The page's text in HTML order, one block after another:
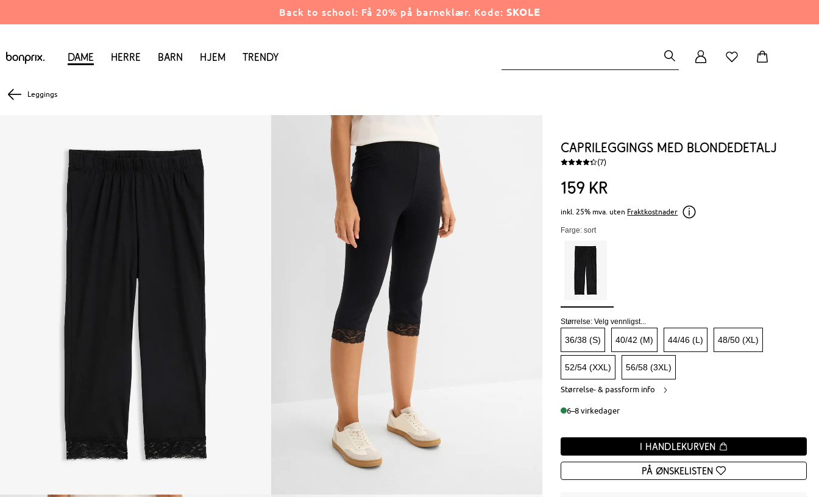
Back to school: Få 20% på barneklær. Kode: SKOLE
Dame Herre Barn Hjem Trendy
Leggings
Caprileggings med blondedetalj
(7)
159 kr
inkl. 25% mva. uten Fraktkostnader
Farge: sort
Størrelse:Velg vennligst...
36/38 (S) 40/42 (M) 44/46 (L) 48/50 (XL)
52/54 (XXL) 56/58 (3XL)
Størrelse- & passform info
6–8 virkedager
I handlekurven
På ønskelisten